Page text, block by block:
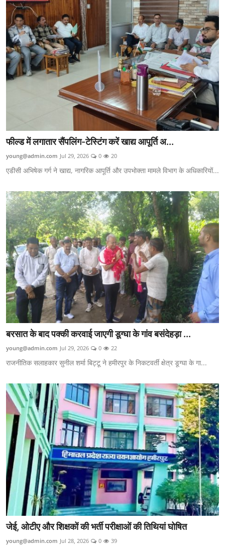
फील्ड में लगातार सैंपलिंग-टेस्टिंग करें खाद्य आपूर्ति अ...
young@admin.com Jul 29, 2026 0 20
एडीसी अभिषेक गर्ग ने खाद्य, नागरिक आपूर्ति और उपभोक्ता मामले विभाग के अधिकारियों...
बरसात के बाद पक्की करवाई जाएगी डूग्घा के गांव बसंदेहड़ा ...
young@admin.com Jul 29, 2026 0 22
राजनीतिक सलाहकार सुनील शर्मा बिट्टू ने हमीरपुर के निकटवर्ती क्षेत्र डूग्घा के गा...
जेई, ओटीए और शिक्षकों की भर्ती परीक्षाओं की तिथियां घोषित
young@admin.com Jul 28, 2026 0 39